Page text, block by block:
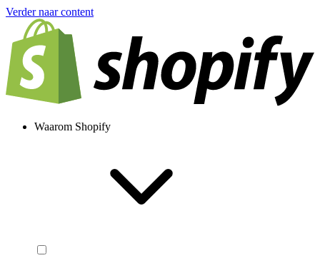
Verder naar content
Waarom Shopify